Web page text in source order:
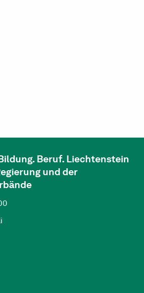
Beruf. Liechtenstein
und der